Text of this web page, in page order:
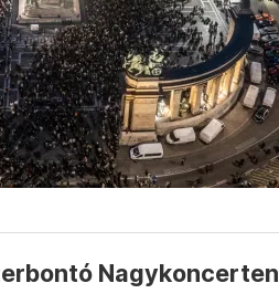
Nagykoncerten